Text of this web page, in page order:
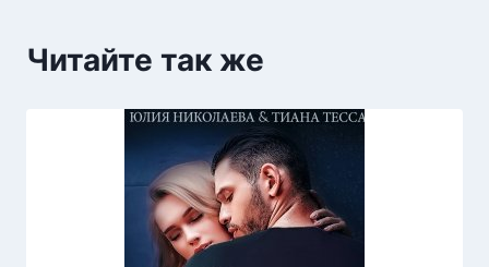
Читайте так же